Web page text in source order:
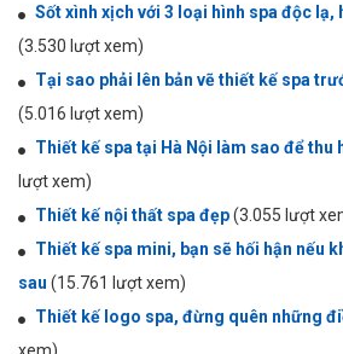
Sốt xình xịch với 3 loại hình spa độc lạ,
(3.530 lượt xem)
Tại sao phải lên bản vẽ thiết kế spa
(5.016 lượt xem)
Thiết kế spa tại Hà Nội làm sao để thu
lượt xem)
Thiết kế nội thất spa đẹp(3.055 lượt
Thiết kế spa mini, bạn sẽ hối hận nếu
sau (15.761 lượt xem)
Thiết kế logo spa, đừng quên những